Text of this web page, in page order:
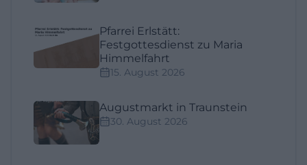
Pfarrei Erlstätt:
Festgottesdienst zu Maria
Himmelfahrt
15. August 2026
Augustmarkt in Traunstein
30. August 2026